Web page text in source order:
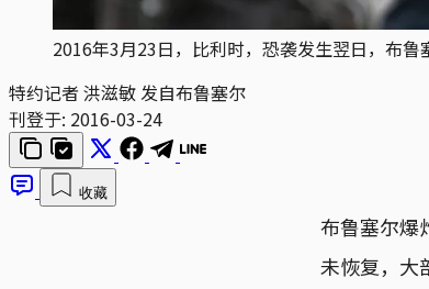
2016年3月23日，比利时，恐袭发生翌日，布
特约记者 洪滋敏 发自布鲁塞尔
刊登于: 2016-03-24
收藏
布鲁塞尔爆
未恢复，大